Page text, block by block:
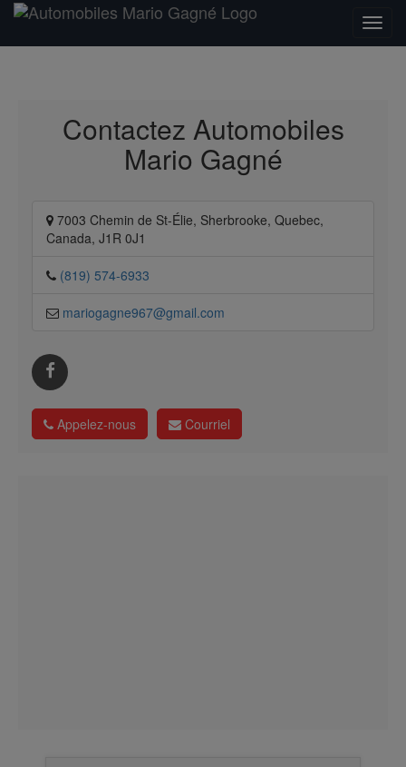
Contactez Automobiles
Mario Gagné
7003 Chemin de St-Élie, Sherbrooke, Quebec,
Canada, J1R 0J1
(819) 574-6933
mariogagne967@gmail.com
Appelez-nous Courriel